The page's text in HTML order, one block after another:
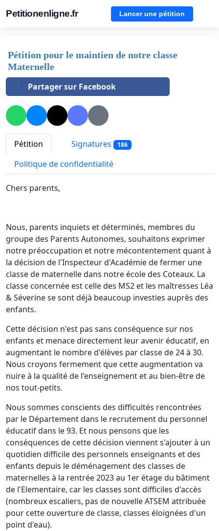
Petitionenligne.fr Lancer une pétition
Pétition pour le maintien de notre classe
Maternelle
Partager sur Facebook
Pétition Signatures 186
Politique de confidentialité
Chers parents,
Nous, parents inquiets et déterminés, membres du
groupe des Parents Autonomes, souhaitons exprimer
notre préoccupation et notre mécontentement quant à
la décision de l'Inspecteur d'Académie de fermer une
classe de maternelle dans notre école des Coteaux. La
classe concernée est celle des MS2 et les maîtresses Léa
& Séverine se sont déjà beaucoup investies auprès des
enfants.
Cette décision n'est pas sans conséquence sur nos
enfants et menace directement leur avenir éducatif, en
augmentant le nombre d'élèves par classe de 24 à 30.
Nous croyons fermement que cette augmentation va
nuire à la qualité de l'enseignement et au bien-être de
nos tout-petits.
Nous sommes conscients des difficultés rencontrées
par le Département dans le recrutement du personnel
éducatif dans le 93. Et nous pensons que les
conséquences de cette décision viennent s'ajouter à un
quotidien difficile des personnels enseignants et des
enfants depuis le déménagement des classes de
maternelles à la rentrée 2023 au 1er étage du bâtiment
de l'Elementaire, car les classes sont difficiles d'accès
(nombreux escaliers, pas de nouvelle ATSEM attribuée
pour cette ouverture de classe, classes éloignées d'un
point d'eau).